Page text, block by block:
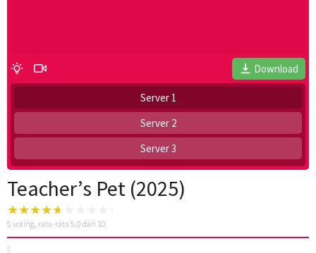
Download
Server 1
Server 2
Server 3
Teacher’s Pet (2025)
5 voting, rata-rata 5.0 dari 10